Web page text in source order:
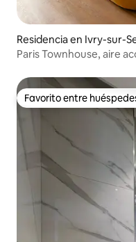
Residencia en Ivry-sur-
Paris Townhouse, aire
Favorito entre
Favorito entre